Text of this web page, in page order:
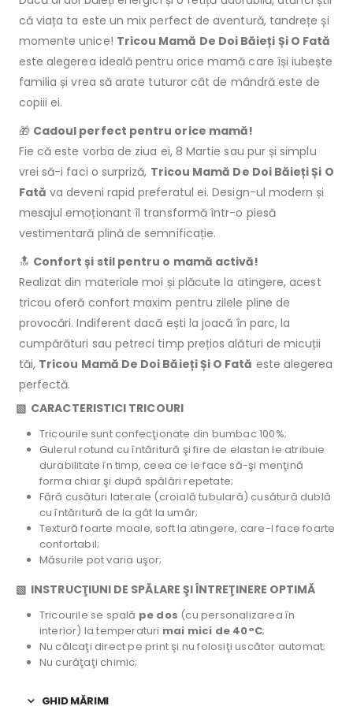
că viața ta este un mix perfect de aventură, tandrețe și
momente unice! Tricou Mamă De Doi Băieți Și O Fată
este alegerea ideală pentru orice mamă care își iubește
familia și vrea să arate tuturor cât de mândră este de
copiii ei.
🎁 Cadoul perfect pentru orice mamă!
Fie că este vorba de ziua ei, 8 Martie sau pur și simplu
vrei să-i faci o surpriză, Tricou Mamă De Doi Băieți Și O
Fată va deveni rapid preferatul ei. Design-ul modern și
mesajul emoționant îl transformă într-o piesă
vestimentară plină de semnificație.
🔝 Confort și stil pentru o mamă activă!
Realizat din materiale moi și plăcute la atingere, acest
tricou oferă confort maxim pentru zilele pline de
provocări. Indiferent dacă ești la joacă în parc, la
cumpărături sau petreci timp prețios alături de micuții
tăi, Tricou Mamă De Doi Băieți Și O Fată este alegerea
perfectă.
▧ CARACTERISTICI TRICOURI
Tricourile sunt confecţionate din bumbac 100%;
Gulerul rotund cu întăritură şi fire de elastan le atribuie
durabilitate în timp, ceea ce le face să-şi menţină
forma chiar şi după spălări repetate;
Fără cusături laterale (croială tubulară) cusătură dublă
cu întăritură de la gât la umăr;
Textură foarte moale, soft la atingere, care-l face foarte
confortabil;
Măsurile pot varia uşor;
▧ INSTRUCŢIUNI DE SPĂLARE ŞI ÎNTREŢINERE OPTIMĂ
Tricourile se spală pe dos (cu personalizarea în
interior) la temperaturi mai mici de 40°C;
Nu călcaţi direct pe print şi nu folosiţi uscător automat;
Nu curăţaţi chimic;
GHID MĂRIMI